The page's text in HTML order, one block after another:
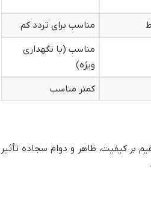
مناسب برای تردد کم
مناسب (با نگهداری
ویژه)
کمتر مناسب
بر کیفیت، ظاهر و دوام سجاده تأثیر